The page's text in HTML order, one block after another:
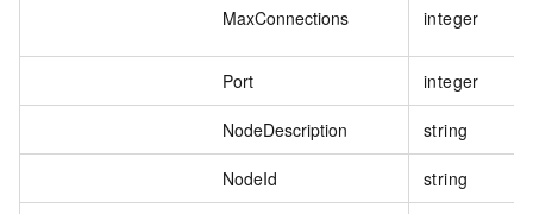
MaxConnections integer
Port integer
NodeDescription string
NodeId string